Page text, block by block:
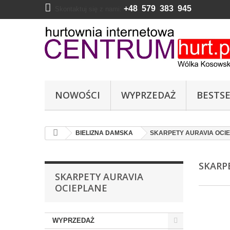
+48 579 383 945
NOWOŚCI WYPRZEDAŻ
BIELIZNA DAMSKA SKARPETY AURAVIA
SKARPETY AURAVIA
OCIEPLANE
WYPRZEDAŻ